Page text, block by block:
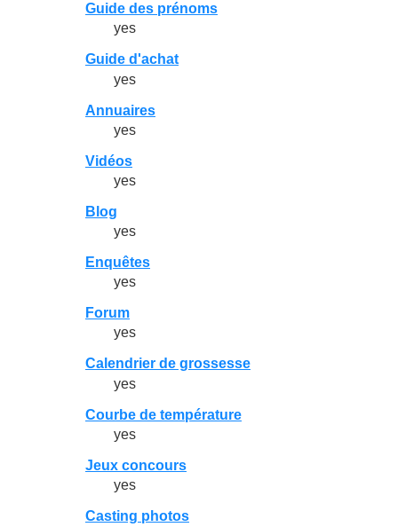
Guide des prénoms
yes
Guide d'achat
yes
Annuaires
yes
Vidéos
yes
Blog
yes
Enquêtes
yes
Forum
yes
Calendrier de grossesse
yes
Courbe de température
yes
Jeux concours
yes
Casting photos